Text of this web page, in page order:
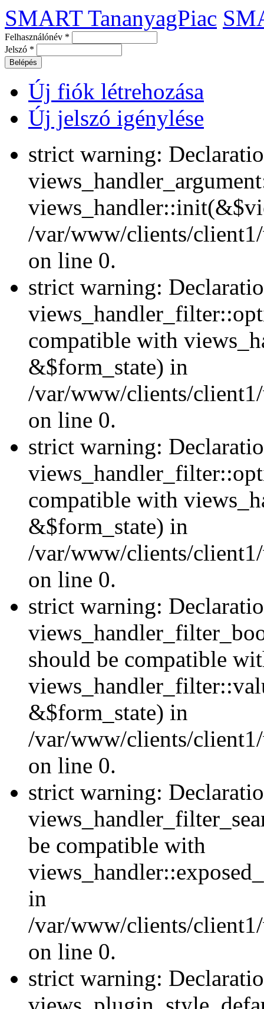
SMART TananyagPiac
Felhasználónév *
Jelszó *
Új fiók létrehozása
Új jelszó igénylése
strict warning:
/var/www/clients/
on line 0.
strict warning:
compatible with
&$form_state) in
/var/www/clients/
on line 0.
strict warning:
compatible with
&$form_state) in
/var/www/clients/
on line 0.
strict warning:
should be compatible
&$form_state) in
/var/www/clients/
on line 0.
strict warning:
be compatible with
in
/var/www/clients/
on line 0.
strict warning: